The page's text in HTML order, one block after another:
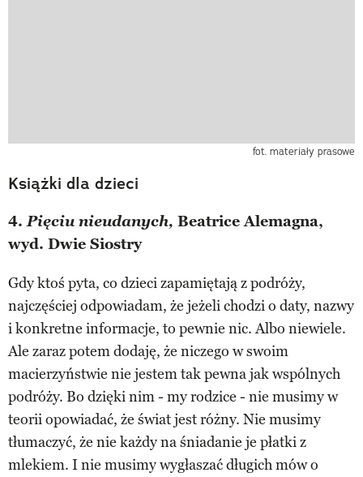
fot. materiały prasowe
Książki dla dzieci
4.Pięciu nieudanych, Beatrice Alemagna,
wyd. Dwie Siostry
Gdy ktoś pyta, co dzieci zapamiętają z podróży,
najczęściej odpowiadam, że jeżeli chodzi o daty, nazwy
i konkretne informacje, to pewnie nic. Albo niewiele.
Ale zaraz potem dodaję, że niczego w swoim
macierzyństwie nie jestem tak pewna jak wspólnych
podróży. Bo dzięki nim - my rodzice - nie musimy w
teorii opowiadać, że świat jest różny. Nie musimy
tłumaczyć, że nie każdy na śniadanie je płatki z
mlekiem. I nie musimy wygłaszać długich mów o